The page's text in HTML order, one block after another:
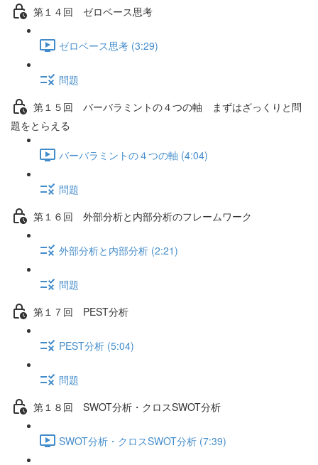
第１４回 ゼロベース思考
ゼロベース思考 (3:29)
問題
第１５回 バーバラミントの４つの軸 まずはざっくりと問
題をとらえる
バーバラミントの４つの軸 (4:04)
問題
第１６回 外部分析と内部分析のフレームワーク
外部分析と内部分析 (2:21)
問題
第１７回 PEST分析
PEST分析 (5:04)
問題
第１８回 SWOT分析・クロスSWOT分析
SWOT分析・クロスSWOT分析 (7:39)